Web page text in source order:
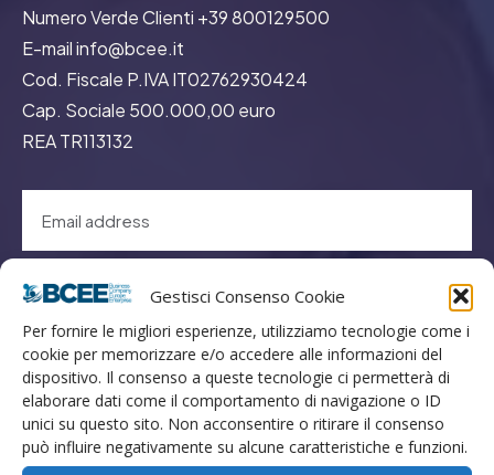
Gestisci Consenso Cookie
Per fornire le migliori esperienze, utilizziamo tecnologie come i
cookie per memorizzare e/o accedere alle informazioni del
dispositivo. Il consenso a queste tecnologie ci permetterà di
elaborare dati come il comportamento di navigazione o ID
unici su questo sito. Non acconsentire o ritirare il consenso
può influire negativamente su alcune caratteristiche e funzioni.
Numero Verde Clienti +39 800129500
E-mail info@bcee.it
Cod. Fiscale P.IVA IT02762930424
Cap. Sociale 500.000,00 euro
REA TR113132
GO
Menù
Privacy
Termini Utilizzo